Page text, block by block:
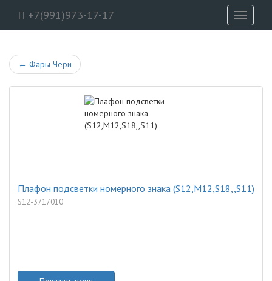
+7(991)973-17-17
Toggle
← Фары Чери
Плафон подсветки номерного знака (S12,M12,S18,,S11)
S12-3717010